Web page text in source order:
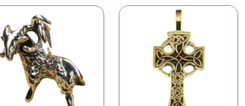
€7,50. €4,00.
€10,00.€5,00.